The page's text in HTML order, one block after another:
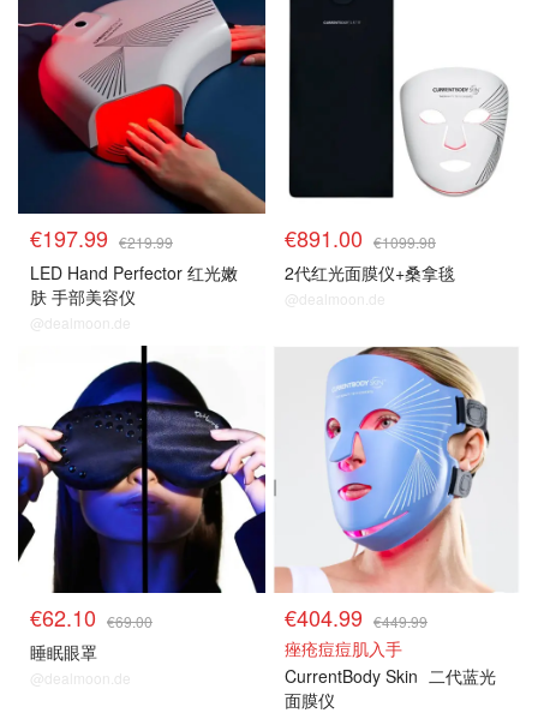
€197.99 €219.99
LED Hand Perfector 红光嫩
肤 手部美容仪
@dealmoon.de
€891.00 €1099.98
2代红光面膜仪+桑拿毯
@dealmoon.de
€62.10 €69.00
睡眠眼罩
@dealmoon.de
€404.99 €449.99
痤疮痘痘肌入手
CurrentBody Skin 二代蓝光
面膜仪